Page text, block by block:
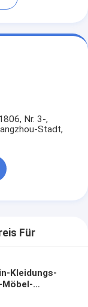
Nr. 3-,
Stadt,
Für
Kleidungs-